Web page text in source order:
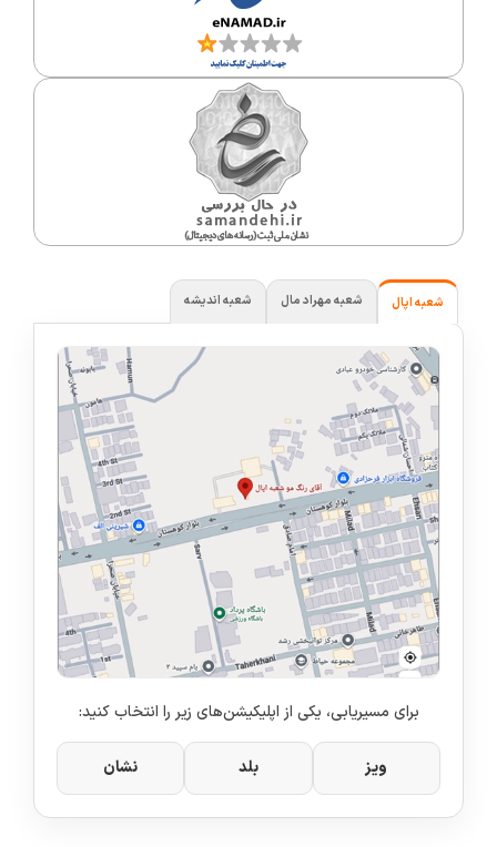
شعبه اپال شعبه مهراد مال شعبه اندیشه
برای مسیریابی، یکی از اپلیکیشن‌های زیر را انتخاب کنید:
ویز بلد نشان